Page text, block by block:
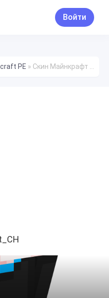
Войти
PE » Скин Майнкрафт ArtCraft_CH